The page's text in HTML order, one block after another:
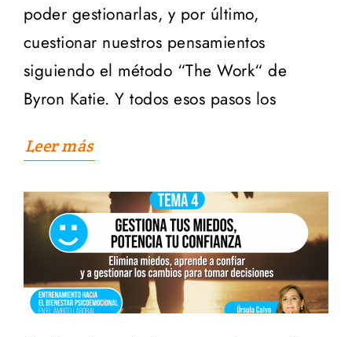
poder gestionarlas, y por último,
cuestionar nuestros pensamientos
siguiendo el método “The Work“ de
Byron Katie. Y todos esos pasos los
Leer más